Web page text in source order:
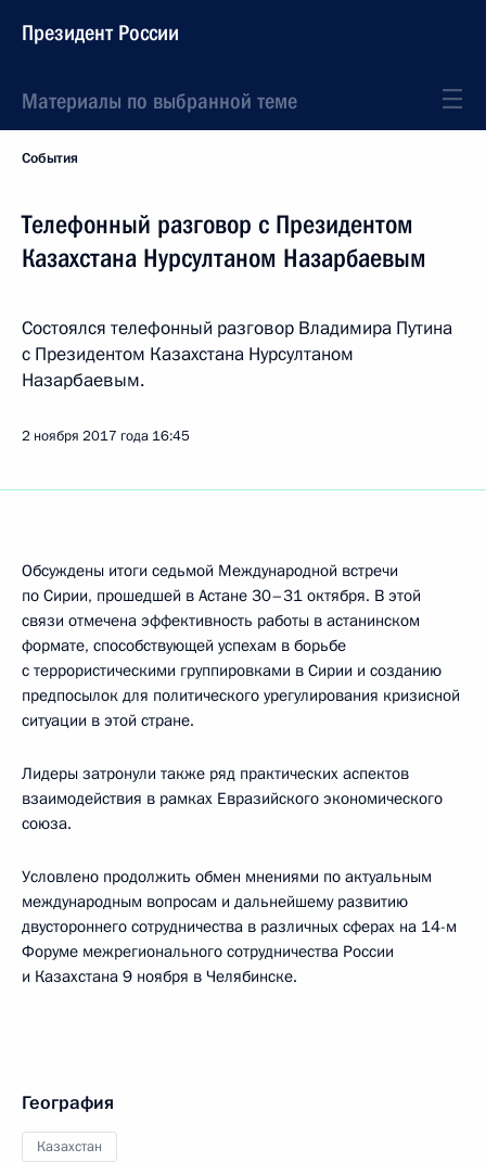
Президент России
Материалы по выбранной теме
События
Телефонный разговор с Президентом
Казахстана Нурсултаном Назарбаевым
Состоялся телефонный разговор Владимира Путина
с Президентом Казахстана Нурсултаном
Назарбаевым.
2 ноября 2017 года 16:45
Обсуждены итоги седьмой Международной встречи
по Сирии, прошедшей в Астане 30–31 октября. В этой
связи отмечена эффективность работы в астанинском
формате, способствующей успехам в борьбе
с террористическими группировками в Сирии и созданию
предпосылок для политического урегулирования кризисной
ситуации в этой стране.
Лидеры затронули также ряд практических аспектов
взаимодействия в рамках Евразийского экономического
союза.
Условлено продолжить обмен мнениями по актуальным
международным вопросам и дальнейшему развитию
двустороннего сотрудничества в различных сферах на 14-м
Форуме межрегионального сотрудничества России
и Казахстана 9 ноября в Челябинске.
География
Казахстан